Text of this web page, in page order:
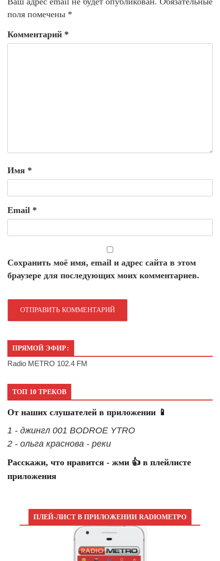
поля помечены *
Комментарий *
Имя *
Email *
Сохранить моё имя, email и адрес сайта в этом
браузере для последующих моих комментариев.
ПРЯМОЙ ЭФИР:
Radio METRO 102.4 FM
ТОП 10 ТРЕКОВ
От наших слушателей в приложении 📱
1 - джингл 001 BODROE YTRO
2 - ольга краснова - реки
Расскажи, что нравится - жми 👍 в плейлисте
приложения
ПЛЕЙ-ЛИСТ В ПРИЛОЖЕНИИ RADIOМЕТРО